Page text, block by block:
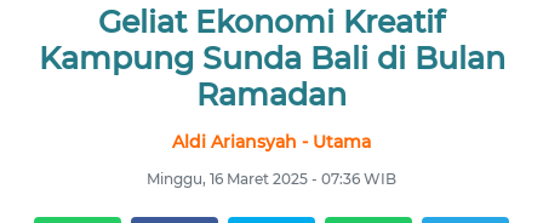
Geliat Ekonomi Kreatif
Kampung Sunda Bali di Bulan
Ramadan
Aldi Ariansyah - Utama
Minggu, 16 Maret 2025 - 07:36 WIB